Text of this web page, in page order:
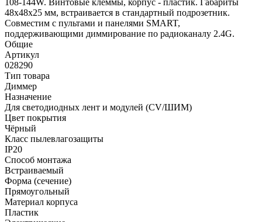
48x48x25 мм, встраивается в стандартный подрозетник.
Совместим с пультами и панелями SMART,
поддерживающими диммирование по радиоканалу 2.4G.
Общие
Артикул
028290
Тип товара
Диммер
Назначение
Для светодиодных лент и модулей (CV/ШИМ)
Цвет покрытия
Чёрный
Класс пылевлагозащиты
IP20
Способ монтажа
Встраиваемый
Форма (сечение)
Прямоугольный
Материал корпуса
Пластик